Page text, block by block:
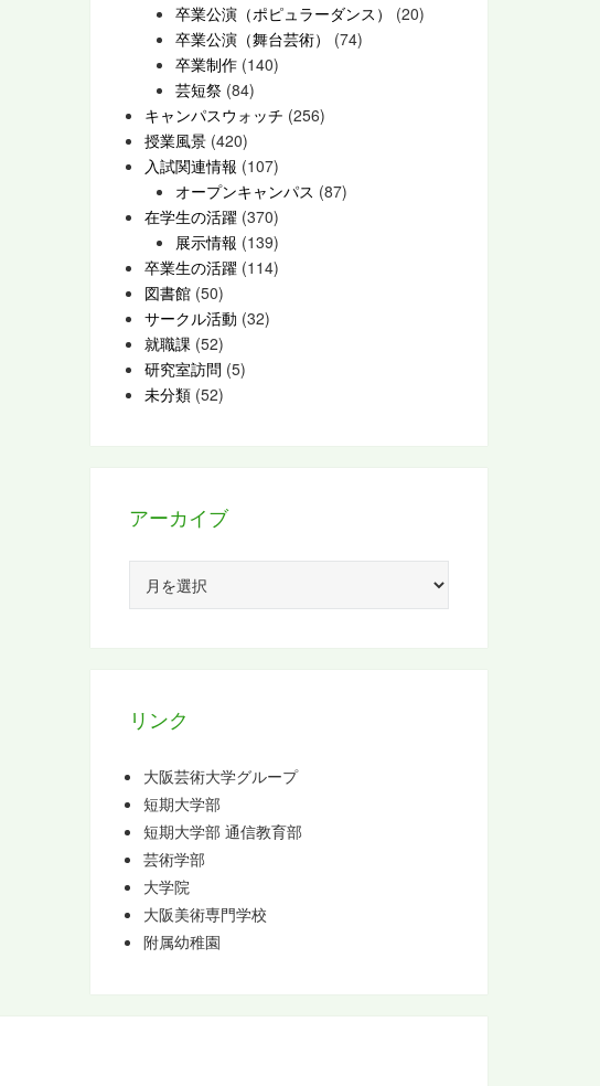
卒業公演（ポピュラーダンス）
(20)
卒業公演（舞台芸術）
(74)
卒業制作 (140)
芸短祭 (84)
キャンパスウォッチ (256)
授業風景 (420)
入試関連情報 (107)
オープンキャンパス (87)
在学生の活躍 (370)
展示情報 (139)
卒業生の活躍 (114)
図書館 (50)
サークル活動 (32)
就職課 (52)
研究室訪問 (5)
未分類 (52)
アーカイブ
カ
リンク
大阪芸術大学グループ
短期大学部
短期大学部 通信教育部
芸術学部
大学院
大阪美術専門学校
附属幼稚園